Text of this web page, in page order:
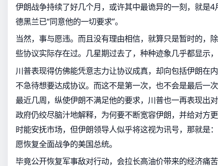
伊朗战争持续了好几个月，或许其中最诡异的一刻，就是
德黑兰已“同意他的一切要求”。
当然，事与愿违。而且没有理由相信，就算只是暂时的，
些协议实际存在过。几星期过去了，种种迹象几乎都显示
川普表现得仿佛能凭意志力让协议成真，却向包括伊朗在
不急待想要达成协议。而这不是第一次，也不会是最后一
最近几周，纵使伊朗不满足他的要求，川普也一再表现出
政府仍绞尽脑汁地解释，为何要不断宽容伊朗，并给对方
时能安抚市场，但伊朗领导人似乎将这视为讯号，那就是
愿恢复全面战争的美国总统。
毕竟公开恢复军事敌对行动，会拉长高油价带来的经济痛